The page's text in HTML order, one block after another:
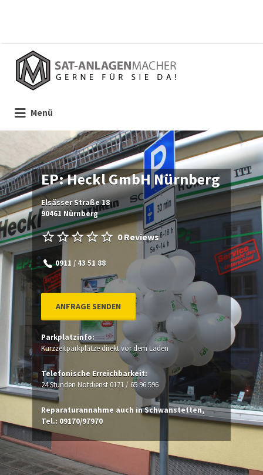
Suchen
nach:
Menü
EP: Heckl GmbH Nürnberg
Elsässer Straße 18
90461 Nürnberg
0 Reviews
0911 / 43 51 88
ANFRAGE SENDEN
Parkplatzinfo:
Kurzzeitparkplätze direkt vor dem Laden
Telefonische Erreichbarkeit:
24 Stunden Notdienst 0171 / 65 96 596
Reparaturannahme auch in Schwanstetten,
Tel.: 09170/97970